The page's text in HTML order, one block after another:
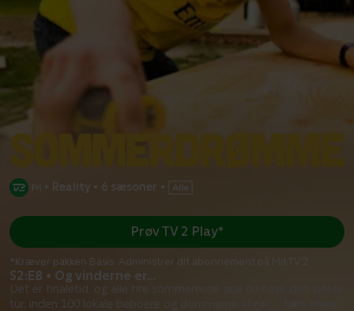
• Reality • 6 sæsoner •
S2:E8 • Og vinderne er…
Det er finaletid, og alle fire sommerhuse skal nu have den sidste
tur, inden 100 lokale beboere og dommerne afgør,
Prøv TV 2 Play*
*Kræver pakken Basis. Administrer dit abonnement på Mit TV 2.